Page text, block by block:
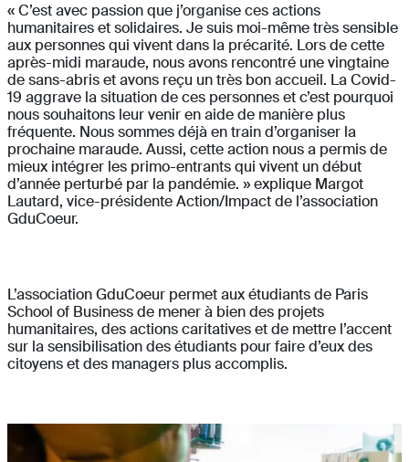
« C’est avec passion que j’organise ces actions
humanitaires et solidaires. Je suis moi-même très sensible
aux personnes qui vivent dans la précarité. Lors de cette
après-midi maraude, nous avons rencontré une vingtaine
de sans-abris et avons reçu un très bon accueil. La Covid-
19 aggrave la situation de ces personnes et c’est pourquoi
nous souhaitons leur venir en aide de manière plus
fréquente. Nous sommes déjà en train d’organiser la
prochaine maraude. Aussi, cette action nous a permis de
mieux intégrer les primo-entrants qui vivent un début
d’année perturbé par la pandémie. » explique Margot
Lautard, vice-présidente Action/Impact de l’association
GduCoeur.
L’association GduCoeur permet aux étudiants de Paris
School of Business de mener à bien des projets
humanitaires, des actions caritatives et de mettre l’accent
sur la sensibilisation des étudiants pour faire d’eux des
citoyens et des managers plus accomplis.